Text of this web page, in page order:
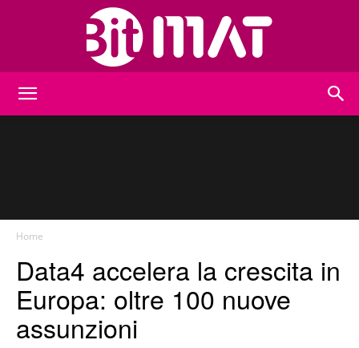
Home
Data4 accelera la crescita in
Europa: oltre 100 nuove
assunzioni